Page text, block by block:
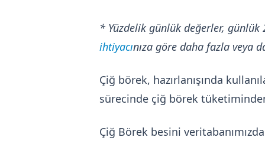
* Yüzdelik günlük değerler,
ihtiyacınıza göre daha fazla veya
Çiğ börek, hazırlanışında
sürecinde çiğ börek tüketiminden
Çiğ Börek besini